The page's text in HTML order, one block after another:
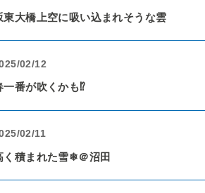
東大橋上空に吸い込まれそうな雲
02/12
一番が吹くかも⁉
02/11
く積まれた雪❄＠沼田